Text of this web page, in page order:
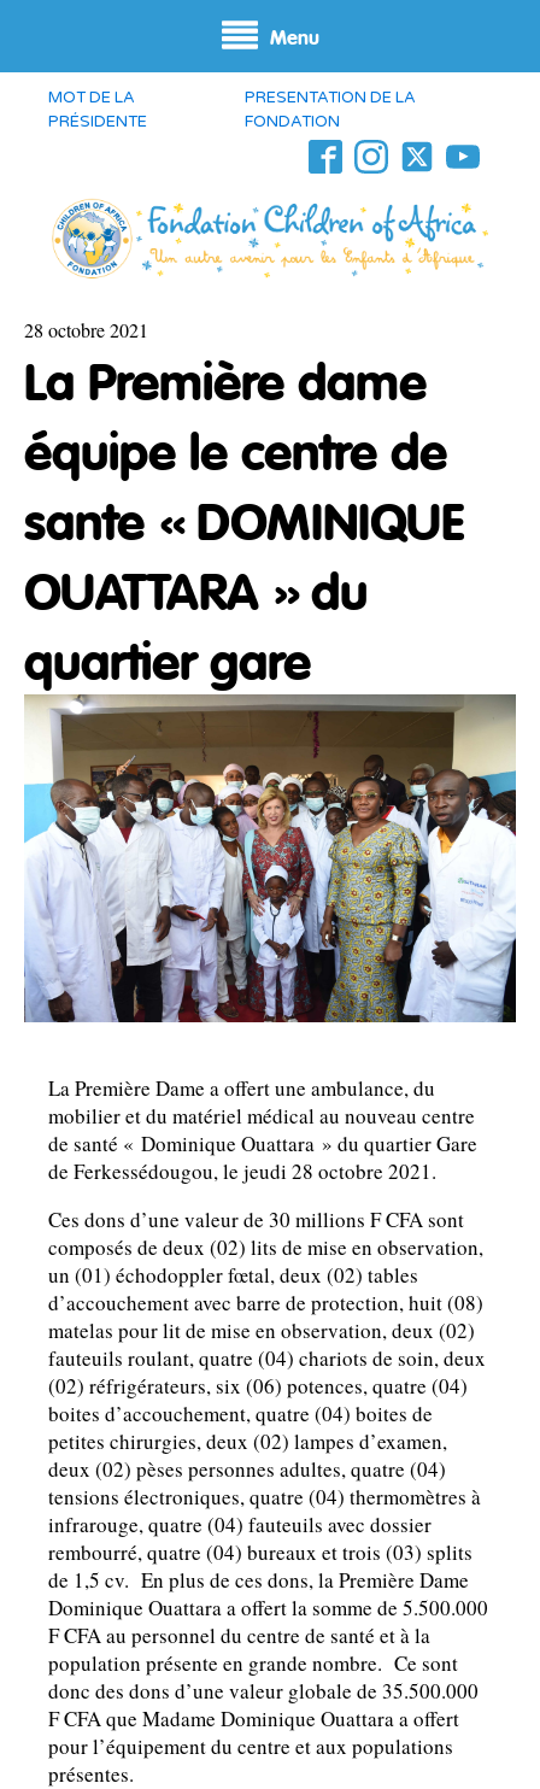
Menu
MOT DE LA
PRÉSIDENTE
PRESENTATION DE LA
FONDATION
28 octobre 2021
La Première dame
équipe le centre de
sante « DOMINIQUE
OUATTARA » du
quartier gare
La Première Dame a offert une ambulance, du
mobilier et du matériel médical au nouveau centre
de santé « Dominique Ouattara » du quartier Gare
de Ferkessédougou, le jeudi 28 octobre 2021.
Ces dons d’une valeur de 30 millions F CFA sont
composés de deux (02) lits de mise en observation,
un (01) échodoppler fœtal, deux (02) tables
d’accouchement avec barre de protection, huit (08)
matelas pour lit de mise en observation, deux (02)
fauteuils roulant, quatre (04) chariots de soin, deux
(02) réfrigérateurs, six (06) potences, quatre (04)
boites d’accouchement, quatre (04) boites de
petites chirurgies, deux (02) lampes d’examen,
deux (02) pèses personnes adultes, quatre (04)
tensions électroniques, quatre (04) thermomètres à
infrarouge, quatre (04) fauteuils avec dossier
rembourré, quatre (04) bureaux et trois (03) splits
de 1,5 cv. En plus de ces dons, la Première Dame
Dominique Ouattara a offert la somme de 5.500.000
F CFA au personnel du centre de santé et à la
population présente en grande nombre. Ce sont
donc des dons d’une valeur globale de 35.500.000
F CFA que Madame Dominique Ouattara a offert
pour l’équipement du centre et aux populations
présentes.